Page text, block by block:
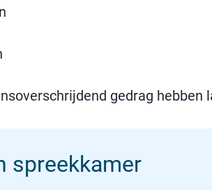
gedrag hebben
spreekkamer